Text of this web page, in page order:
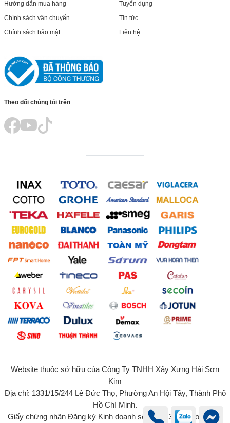
Hướng dẫn mua hàng
Chính sách vận chuyển
Chính sách bảo mật
Tuyển dụng
Tin tức
Liên hệ
Theo dõi chúng tôi trên
Website thuộc sở hữu của Công Ty TNHH Xây Xựng Hải Sơn
Kim
Địa chỉ: 1331/15/244 Lê Đức Thọ, Phường An Hội Tây, Thành Phố
Hồ Chí Minh.
Giấy chứng nhận Đăng ký Kinh doanh số 0315734131 do Sở Kế